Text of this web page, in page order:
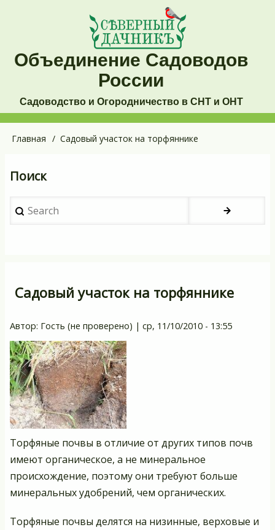
содержанию
Объединение Садоводов
России
Садоводство и Огородничество в СНТ и ОНТ
Основная
Строка
Главная Садовый участок на торфяннике
Поиск
Search
Садовый участок на торфяннике
Автор: Гость (не проверено) | ср, 11/10/2010 - 13:55
Торфяные почвы в отличие от других типов почв
имеют органическое, а не минеральное
происхождение, поэтому они требуют больше
минеральных удобрений, чем органических.
Торфяные почвы делятся на низинные, верховые и